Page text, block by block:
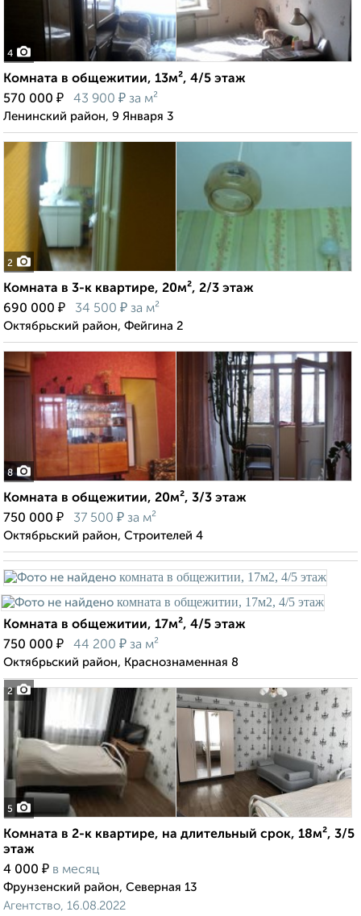
4
Комната в общежитии, 13м², 4/5 этаж
570 000 ₽ 43 900 ₽ за м²
Ленинский район, 9 Января 3
2
Комната в 3-к квартире, 20м², 2/3 этаж
690 000 ₽ 34 500 ₽ за м²
Октябрьский район, Фейгина 2
8
Комната в общежитии, 20м², 3/3 этаж
750 000 ₽ 37 500 ₽ за м²
Октябрьский район, Строителей 4
2
Комната в общежитии, 17м², 4/5 этаж
750 000 ₽ 44 200 ₽ за м²
Октябрьский район, Краснознаменная 8
5
Комната в 2-к квартире, на длительный срок, 18м², 3/5
этаж
4 000 ₽ в месяц
Фрунзенский район, Северная 13
Агентство, 16.08.2022